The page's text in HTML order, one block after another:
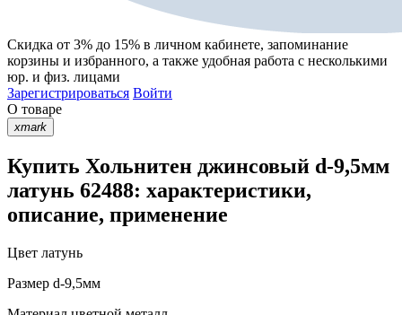
Скидка от 3% до 15% в личном кабинете, запоминание
корзины и избранного, а также удобная работа с несколькими
юр. и физ. лицами
Зарегистрироваться Войти
О товаре
xmark
Купить Хольнитен джинсовый d-9,5мм
латунь 62488: характеристики,
описание, применение
Цвет латунь
Размер d-9,5мм